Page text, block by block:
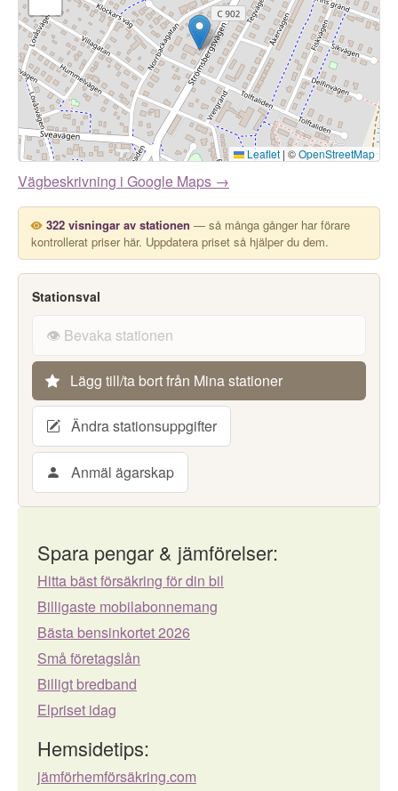
Leaflet | ©OpenStreetMap
Vägbeskrivning i Google Maps →
322 visningar av stationen — så många gånger har förare
kontrollerat priser här. Uppdatera priset så hjälper du dem.
Stationsval
👁️ Bevaka stationen
Lägg till/ta bort från Mina stationer
Ändra stationsuppgifter
Anmäl ägarskap
Spara pengar & jämförelser:
Hitta bäst försäkring för din bil
Billigaste mobilabonnemang
Bästa bensinkortet 2026
Små företagslån
Billigt bredband
Elpriset idag
Hemsidetips:
jämförhemförsäkring.com